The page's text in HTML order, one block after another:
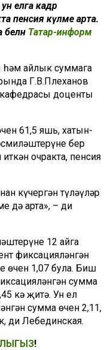
елга кадәр
пенсия күләме арта.
Татар-информ
һәм айлык суммага
Г.В.Плеханов
доценты
61,5 яшь, хатын-
бер
очракта, пенсия
күчергән түләүләр
дә арта», – ди
12 айга
фиксацияләнгән
өчен 1,07 була. Биш
сумма
кә җитә. Ун ел
сумма өчен 2,11,
ди Лебединская.
!